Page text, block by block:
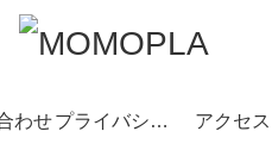
わせ プライバシーポリシー アクセス